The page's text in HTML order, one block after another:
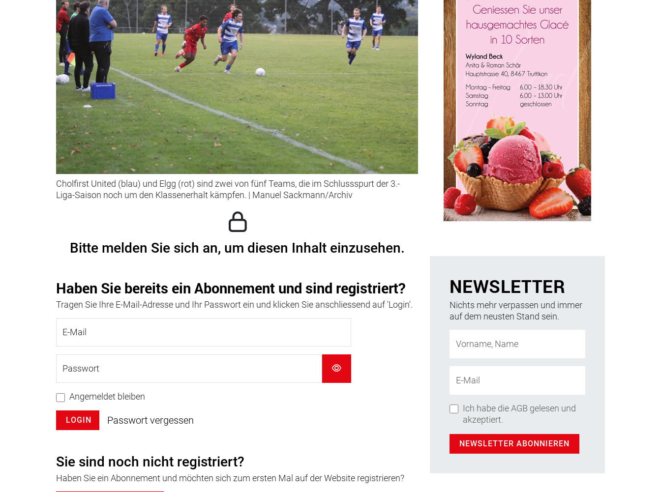
Cholfirst United (blau) und Elgg (rot) sind zwei von fünf Teams, die im Schlussspurt der 3.-
Liga-Saison noch um den Klassenerhalt kämpfen. | Manuel Sackmann/Archiv
Bitte melden Sie sich an, um diesen Inhalt einzusehen.
Haben Sie bereits ein Abonnement und sind registriert?
Tragen Sie Ihre E-Mail-Adresse und Ihr Passwort ein und klicken Sie anschliessend auf 'Login'.
E-Mail
Passwort
Angemeldet bleiben
LOGIN Passwort vergessen
Sie sind noch nicht registriert?
Haben Sie ein Abonnement und möchten sich zum ersten Mal auf der Website registrieren?
NEWSLETTER
Nichts mehr verpassen und immer
auf dem neusten Stand sein.
Vorname, Name
E-Mail
Ich habe die AGB gelesen und
akzeptiert.
NEWSLETTER ABONNIEREN